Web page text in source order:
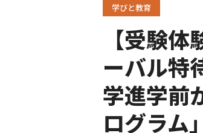
学びと教育
【受験
ーバル
学進学前
ログラム